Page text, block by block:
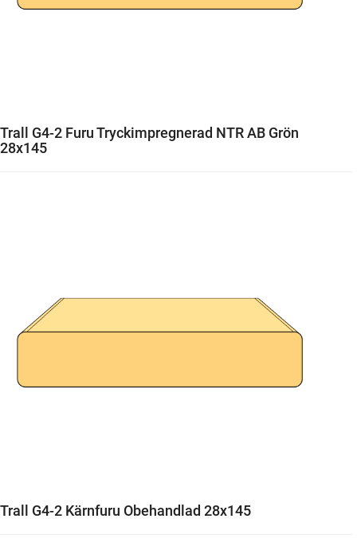
Trall G4-2 Furu Tryckimpregnerad NTR AB Grön
28x145
Trall G4-2 Kärnfuru Obehandlad 28x145